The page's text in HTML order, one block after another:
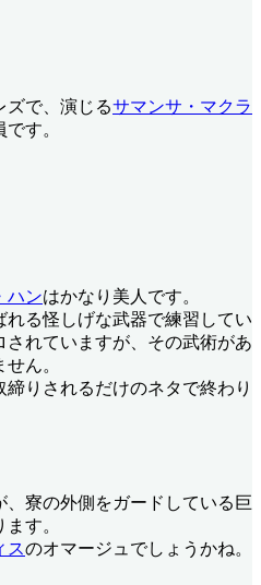
ズで、演じるサマンサ・マクラ
す。
ハンはかなり美人です。
る怪しげな武器で練習してい
れていますが、その武術があ
ん。
りされるだけのネタで終わり
寮の外側をガードしている巨
す。
スのオマージュでしょうかね。